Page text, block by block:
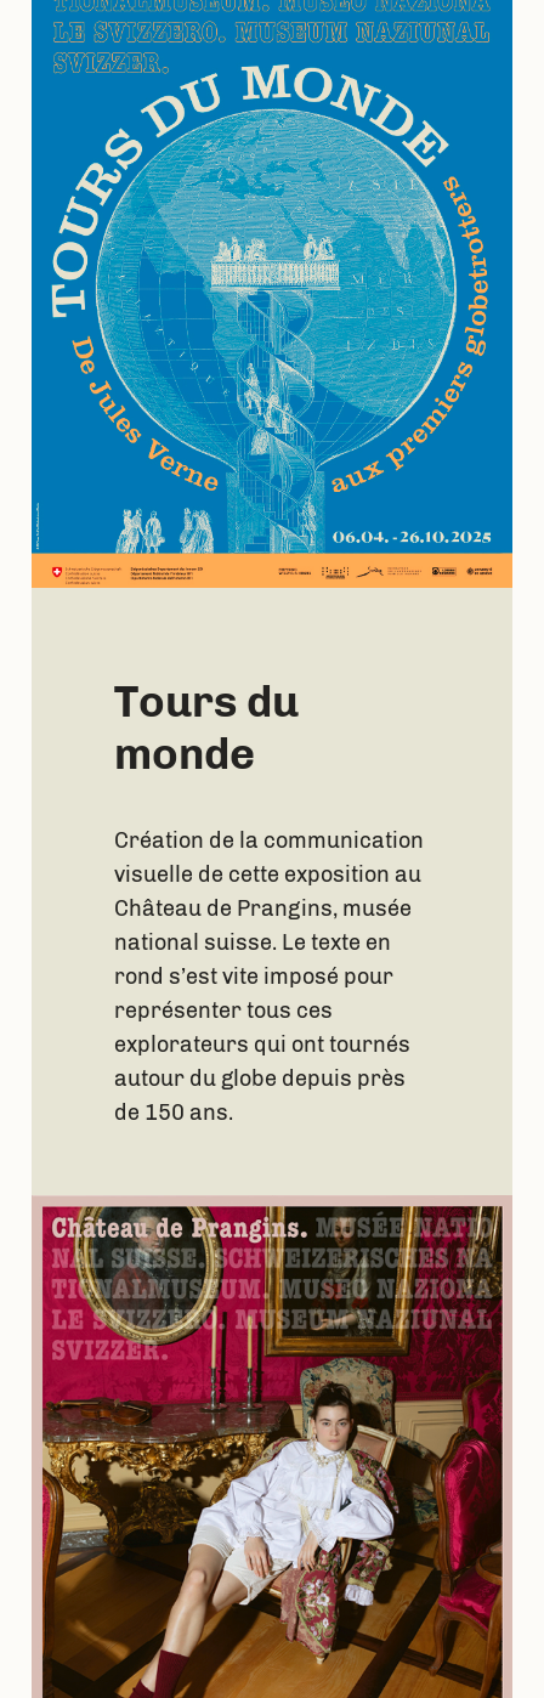
Tours du
monde
Création de la communication
visuelle de cette exposition au
Château de Prangins, musée
national suisse. Le texte en
rond s’est vite imposé pour
représenter tous ces
explorateurs qui ont tournés
autour du globe depuis près
de 150 ans.